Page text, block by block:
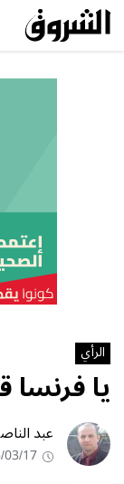
الرأي
يا
عبد
17